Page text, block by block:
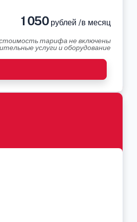
1 050рублей /в месяц
тарифа не включены
услуги и оборудование